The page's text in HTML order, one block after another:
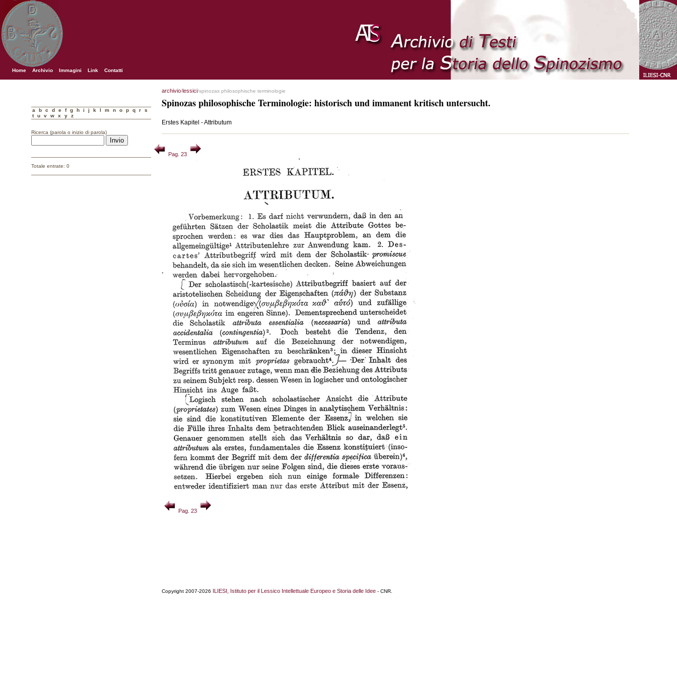
Home Archivio Immagini Link Contatti
a b c d e f g h i j k l m n o p q r
s
t
u v w x y z
Ricerca (parola o inizio di parola)
Totale entrate: 0
archivio/lessici/spinozas philosophische terminologie
Spinozas philosophische Terminologie: historisch und immanent kritisch untersucht.
Erstes Kapitel - Attributum
Pag. 23
Pag. 23
Copyright 2007-2026 ILIESI, Istituto per il Lessico Intellettuale Europeo e Storia delle Idee - CNR.